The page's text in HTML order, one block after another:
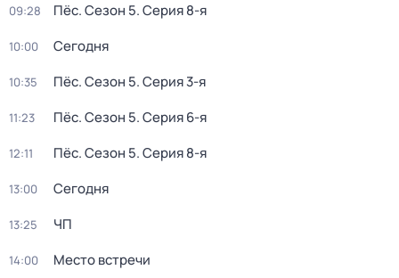
09:28 Пёс. Сезон 5. Серия 8-я
10:00 Сегодня
10:35 Пёс. Сезон 5. Серия 3-я
11:23 Пёс. Сезон 5. Серия 6-я
12:11 Пёс. Сезон 5. Серия 8-я
13:00 Сегодня
13:25 ЧП
14:00 Место встречи